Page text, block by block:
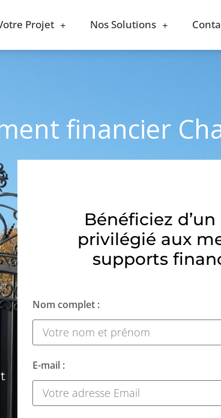
Projet Nos Solutions
financier
Bénéficiez d’un
privilégié aux
supports
Nom complet :
E-mail :